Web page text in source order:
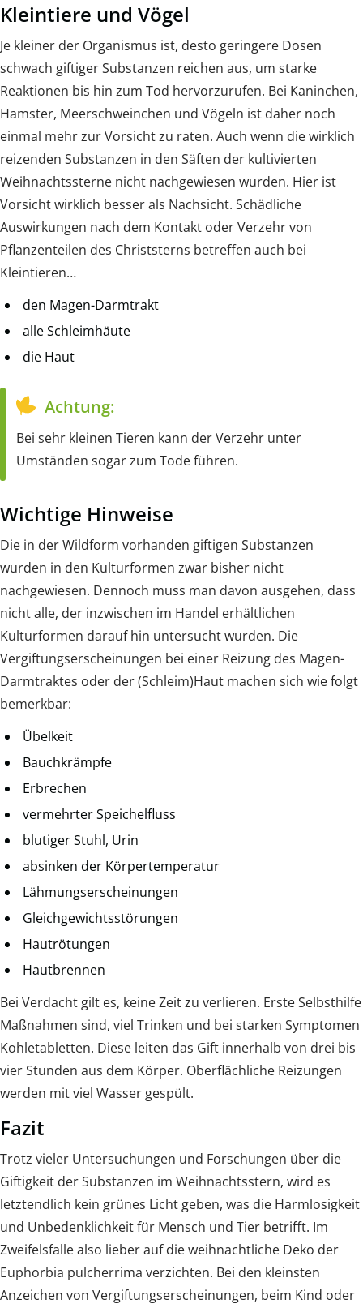
Kleintiere und Vögel
Je kleiner der Organismus ist, desto geringere Dosen
schwach giftiger Substanzen reichen aus, um starke
Reaktionen bis hin zum Tod hervorzurufen. Bei Kaninchen,
Hamster, Meerschweinchen und Vögeln ist daher noch
einmal mehr zur Vorsicht zu raten. Auch wenn die wirklich
reizenden Substanzen in den Säften der kultivierten
Weihnachtssterne nicht nachgewiesen wurden. Hier ist
Vorsicht wirklich besser als Nachsicht. Schädliche
Auswirkungen nach dem Kontakt oder Verzehr von
Pflanzenteilen des Christsterns betreffen auch bei
Kleintieren…
den Magen-Darmtrakt
alle Schleimhäute
die Haut
Achtung:
Bei sehr kleinen Tieren kann der Verzehr unter
Umständen sogar zum Tode führen.
Wichtige Hinweise
Die in der Wildform vorhanden giftigen Substanzen
wurden in den Kulturformen zwar bisher nicht
nachgewiesen. Dennoch muss man davon ausgehen, dass
nicht alle, der inzwischen im Handel erhältlichen
Kulturformen darauf hin untersucht wurden. Die
Vergiftungserscheinungen bei einer Reizung des Magen-
Darmtraktes oder der (Schleim)Haut machen sich wie folgt
bemerkbar:
Übelkeit
Bauchkrämpfe
Erbrechen
vermehrter Speichelfluss
blutiger Stuhl, Urin
absinken der Körpertemperatur
Lähmungserscheinungen
Gleichgewichtsstörungen
Hautrötungen
Hautbrennen
Bei Verdacht gilt es, keine Zeit zu verlieren. Erste Selbsthilfe
Maßnahmen sind, viel Trinken und bei starken Symptomen
Kohletabletten. Diese leiten das Gift innerhalb von drei bis
vier Stunden aus dem Körper. Oberflächliche Reizungen
werden mit viel Wasser gespült.
Fazit
Trotz vieler Untersuchungen und Forschungen über die
Giftigkeit der Substanzen im Weihnachtsstern, wird es
letztendlich kein grünes Licht geben, was die Harmlosigkeit
und Unbedenklichkeit für Mensch und Tier betrifft. Im
Zweifelsfalle also lieber auf die weihnachtliche Deko der
Euphorbia pulcherrima verzichten. Bei den kleinsten
Anzeichen von Vergiftungserscheinungen, beim Kind oder